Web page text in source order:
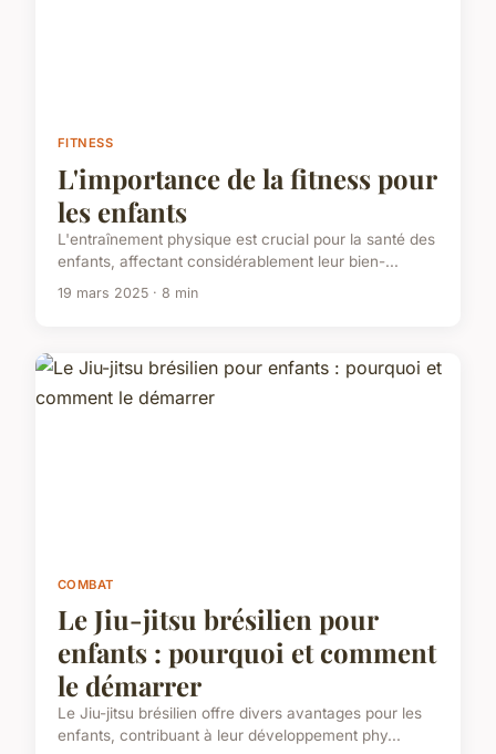
FITNESS
L'importance de la fitness pour
les enfants
L'entraînement physique est crucial pour la santé des
enfants, affectant considérablement leur bien-...
19 mars 2025 · 8 min
COMBAT
Le Jiu-jitsu brésilien pour
enfants : pourquoi et comment
le démarrer
Le Jiu-jitsu brésilien offre divers avantages pour les
enfants, contribuant à leur développement phy...